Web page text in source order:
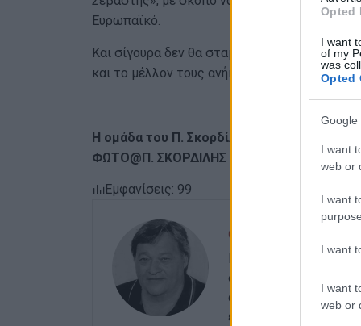
Opted
I want
of my
was
Opted
Google
I want
web or
I want
I want
I want
web or
Ευρωπαϊκό.
Και σίγουρα δεν θα σταματήσουν εδώ, είναι
και το μέλλον τους ανήκει.
Η ομάδα του Π. Σκορδίλη (17/7) στην
ΦΩΤΟ@Π. ΣΚΟΡΔΙΛΗΣ (FB)
Εμφανίσεις: 99
Πτυχιούχος
στο ξεκίνημα με την
αρχές του ΄92 και
εκδότης - διευθυντής